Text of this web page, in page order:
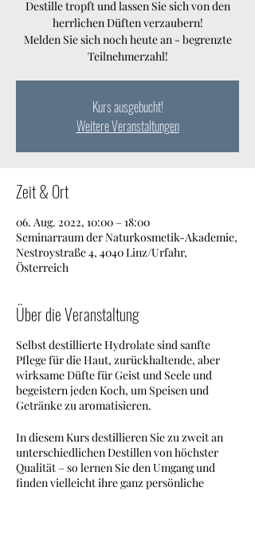
Destille tropft und lassen Sie sich von den
herrlichen Düften verzaubern!
Melden Sie sich noch heute an - begrenzte
Teilnehmerzahl!
Kurs ausgebucht!
Weitere Veranstaltungen
Zeit & Ort
06. Aug. 2022, 10:00 – 18:00
Seminarraum der Naturkosmetik-Akademie,
Nestroystraße 4, 4040 Linz/Urfahr,
Österreich
Über die Veranstaltung
Selbst destillierte Hydrolate sind sanfte
Pflege für die Haut, zurückhaltende, aber
wirksame Düfte für Geist und Seele und
begeistern jeden Koch, um Speisen und
Getränke zu aromatisieren.
In diesem Kurs destillieren Sie zu zweit an
unterschiedlichen Destillen von höchster
Qualität – so lernen Sie den Umgang und
finden vielleicht ihre ganz persönliche